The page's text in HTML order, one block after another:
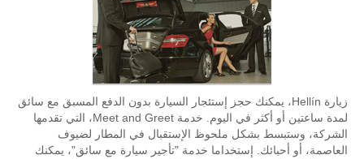
زيارة Hellín، يمكنك حجز إستئجار السيارة بدون الدفع المسبق مع سائق
لمدة ساعتين أو أكثر في اليوم. خدمة Meet and Greet، التي تقدمها
الشركة، وستبسط بشكل ملحوظ الإستقبال في المطار لضيوف
العاصمة، أو أحبائك. إستخداما خدمة "تأجير سيارة مع سائق"، يمكنك